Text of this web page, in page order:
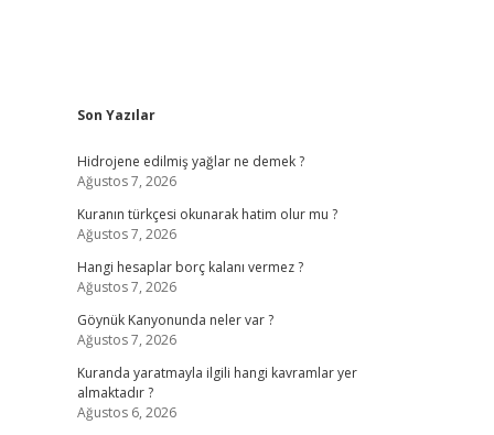
Sidebar
Son Yazılar
Hidrojene edilmiş yağlar ne demek ?
Ağustos 7, 2026
Kuranın türkçesi okunarak hatim olur mu ?
Ağustos 7, 2026
Hangi hesaplar borç kalanı vermez ?
Ağustos 7, 2026
Göynük Kanyonunda neler var ?
Ağustos 7, 2026
Kuranda yaratmayla ilgili hangi kavramlar yer
almaktadır ?
Ağustos 6, 2026
vdcasino güncel giriş